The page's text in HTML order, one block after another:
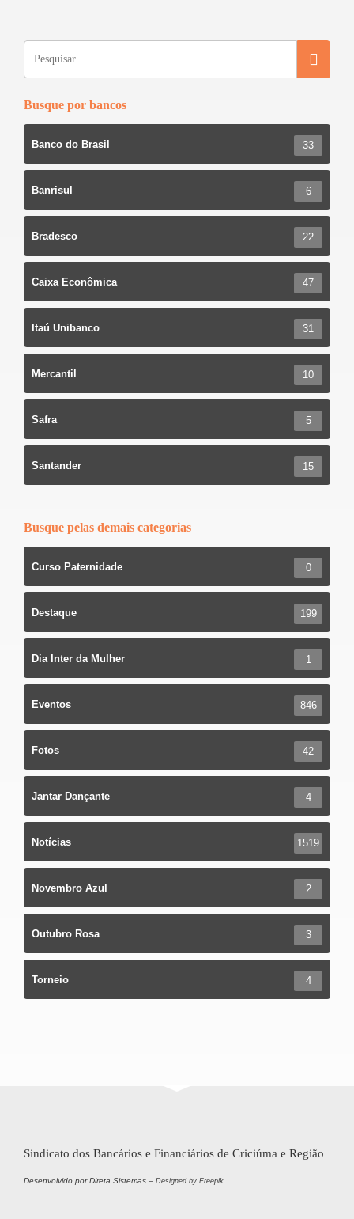
o
o
Busque por bancos
Banco do Brasil 33
Banrisul 6
Bradesco 22
Caixa Econômica 47
Itaú Unibanco 31
Mercantil 10
Safra 5
Santander 15
Busque pelas demais categorias
Curso Paternidade 0
Destaque 199
Dia Inter da Mulher 1
Eventos 846
Fotos 42
Jantar Dançante 4
Notícias 1519
Novembro Azul 2
Outubro Rosa 3
Torneio 4
Sindicato dos Bancários e Financiários de Criciúma e Região
Desenvolvido por Direta Sistemas – Designed by Freepik